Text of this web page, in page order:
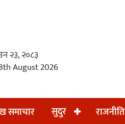
२३, २०८३
August 2026
समाचार सुदुर राजनीति